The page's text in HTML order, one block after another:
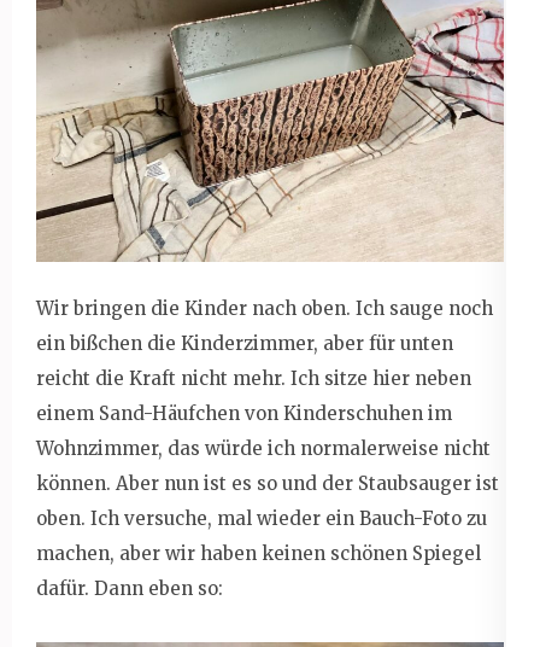
Wir bringen die Kinder nach oben. Ich sauge noch
ein bißchen die Kinderzimmer, aber für unten
reicht die Kraft nicht mehr. Ich sitze hier neben
einem Sand-Häufchen von Kinderschuhen im
Wohnzimmer, das würde ich normalerweise nicht
können. Aber nun ist es so und der Staubsauger ist
oben. Ich versuche, mal wieder ein Bauch-Foto zu
machen, aber wir haben keinen schönen Spiegel
dafür. Dann eben so: